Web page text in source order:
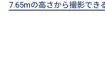
7.65mの高さから撮影でき